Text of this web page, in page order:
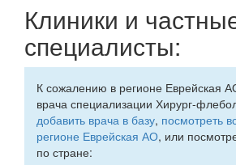
Клиники и
специалисты:
К сожалению в регионе Еврейская
врача специализации Хирург-
добавить врача в базу, посмотреть
регионе Еврейская АО, или
по стране: